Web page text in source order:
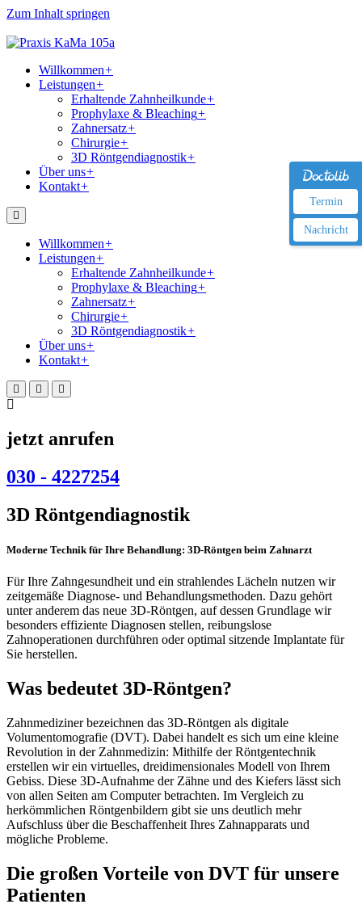
Zum Inhalt springen
Willkommen+
Leistungen+
Erhaltende Zahnheilkunde+
Prophylaxe & Bleaching+
Zahnersatz+
Chirurgie+
3D Röntgendiagnostik+
Über uns+
Kontakt+
Willkommen+
Leistungen+
Erhaltende Zahnheilkunde+
Prophylaxe & Bleaching+
Zahnersatz+
Chirurgie+
3D Röntgendiagnostik+
Über uns+
Kontakt+
jetzt anrufen
030 - 4227254
3D Röntgendiagnostik
Moderne Technik für Ihre Behandlung: 3D-Röntgen beim Zahnarzt
Für Ihre Zahngesundheit und ein strahlendes Lächeln nutzen wir
zeitgemäße Diagnose- und Behandlungsmethoden. Dazu gehört
unter anderem das neue 3D-Röntgen, auf dessen Grundlage wir
besonders effiziente Diagnosen stellen, reibungslose
Zahnoperationen durchführen oder optimal sitzende Implantate für
Sie herstellen.
Was bedeutet 3D-Röntgen?
Zahnmediziner bezeichnen das 3D-Röntgen als digitale
Volumentomografie (DVT). Dabei handelt es sich um eine kleine
Revolution in der Zahnmedizin: Mithilfe der Röntgentechnik
erstellen wir ein virtuelles, dreidimensionales Modell von Ihrem
Gebiss. Diese 3D-Aufnahme der Zähne und des Kiefers lässt sich
von allen Seiten am Computer betrachten. Im Vergleich zu
herkömmlichen Röntgenbildern gibt sie uns deutlich mehr
Aufschluss über die Beschaffenheit Ihres Zahnapparats und
mögliche Probleme.
Die großen Vorteile von DVT für unsere
Patienten
Termin
Nachricht